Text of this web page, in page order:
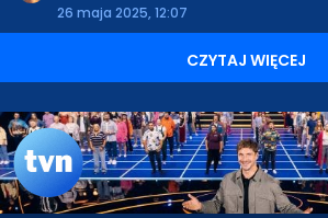
26 maja 2025, 12:07
CZYTAJ WIĘCEJ